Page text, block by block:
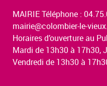
MAIRIE Téléphone :
mairie@colombier-le-
Horaires d’ouverture au
Mardi de 13h30 à 17h30,
Vendredi de 13h30 à